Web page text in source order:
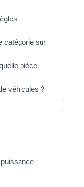
catégorie sur
pièce
véhicules ?